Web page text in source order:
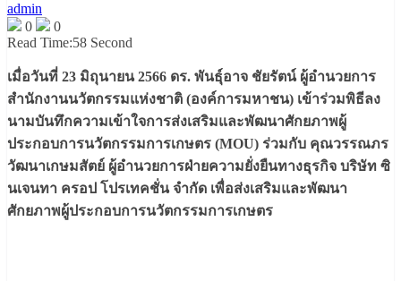
admin
0
0
Read Time:58 Second
เมื่อวันที่ 23 มิถุนายน 2566 ดร. พันธุ์อาจ ชัยรัตน์ ผู้อำนวยการ
สำนักงานนวัตกรรมแห่งชาติ (องค์การมหาชน) เข้าร่วมพิธีลง
นามบันทึกความเข้าใจการส่งเสริมและพัฒนาศักยภาพผู้
ประกอบการนวัตกรรมการเกษตร (MOU) ร่วมกับ คุณวรรณภร
วัฒนาเกษมสัตย์ ผู้อำนวยการฝ่ายความยั่งยืนทางธุรกิจ บริษัท ซิ
นเจนทา ครอป โปรเทคชั่น จำกัด เพื่อส่งเสริมและพัฒนา
ศักยภาพผู้ประกอบการนวัตกรรมการเกษตร